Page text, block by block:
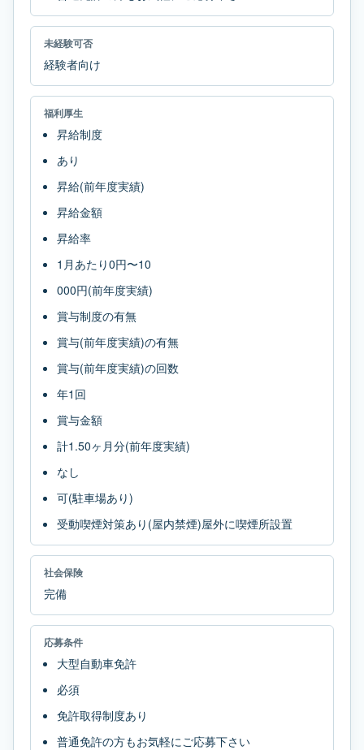
未経験可否
経験者向け
福利厚生
昇給制度
あり
昇給(前年度実績)
昇給金額
昇給率
1月あたり0円〜10
000円(前年度実績)
賞与制度の有無
賞与(前年度実績)の有無
賞与(前年度実績)の回数
年1回
賞与金額
計1.50ヶ月分(前年度実績)
なし
可(駐車場あり)
受動喫煙対策あり(屋内禁煙)屋外に喫煙所設置
社会保険
完備
応募条件
大型自動車免許
必須
免許取得制度あり
普通免許の方もお気軽にご応募下さい